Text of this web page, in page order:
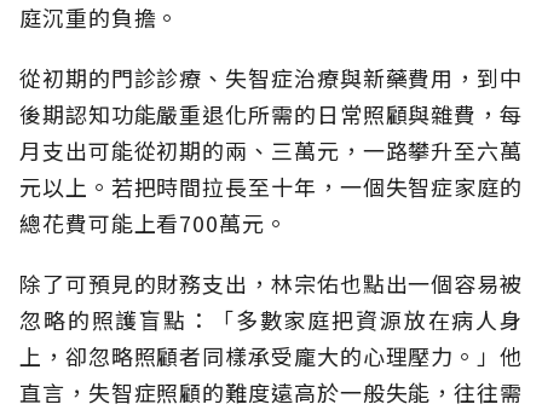
庭沉重的負擔。
從初期的門診診療、失智症治療與新藥費用，到中
後期認知功能嚴重退化所需的日常照顧與雜費，每
月支出可能從初期的兩、三萬元，一路攀升至六萬
元以上。若把時間拉長至十年，一個失智症家庭的
總花費可能上看700萬元。
除了可預見的財務支出，林宗佑也點出一個容易被
忽略的照護盲點：「多數家庭把資源放在病人身
上，卻忽略照顧者同樣承受龐大的心理壓力。」他
直言，失智症照顧的難度遠高於一般失能，往往需